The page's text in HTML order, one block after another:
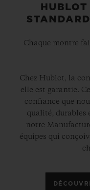
Chaque montre
Chez Hublot, la
elle est garantie.
confiance que
qualité, durables
notre
équipes qui